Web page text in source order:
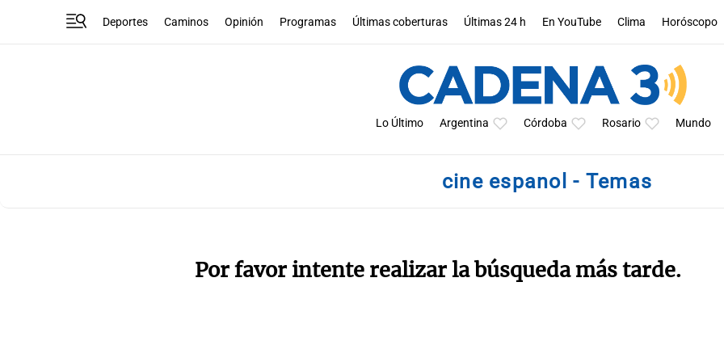
Deportes Caminos Opinión Programas Últimas coberturas Últimas 24 h En YouTube Clima Horóscopo
Lo Último Argentina Córdoba Rosario Mundo
cine espanol - Temas
Por favor intente realizar la búsqueda más tarde.